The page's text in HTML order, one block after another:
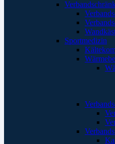
Sportmedizin